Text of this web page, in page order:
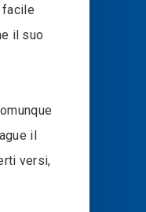
facile
il suo
il
versi,